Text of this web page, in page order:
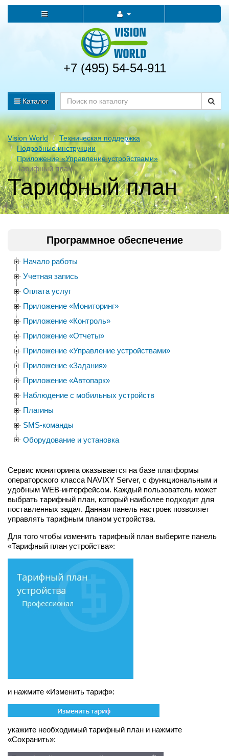
+7 (495) 54-54-911
Каталог
Vision World
Техническая поддержка
Подробные инструкции
Приложение «Управление устройствами»
Тарифный план
Тарифный план
Программное обеспечение
Начало работы
Учетная запись
Оплата услуг
Приложение «Мониторинг»
Приложение «Контроль»
Приложение «Отчеты»
Приложение «Управление устройствами»
Приложение «Задания»
Приложение «Автопарк»
Наблюдение с мобильных устройств
Плагины
SMS-команды
Оборудование и установка
Сервис мониторинга оказывается на базе платформы
операторского класса NAVIXY Server, с функциональным и
удобным WEB-интерфейсом. Каждый пользователь может
выбрать тарифный план, который наиболее подходит для
поставленных задач. Данная панель настроек позволяет
управлять тарифным планом устройства.
Для того чтобы изменить тарифный план выберите панель
«Тарифный план устройства»:
и нажмите «Изменить тариф»:
укажите необходимый тарифный план и нажмите
«Сохранить»: